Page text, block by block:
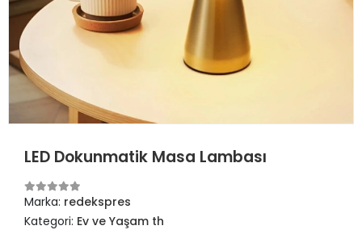
LED Dokunmatik Masa Lambası
Marka: redekspres
Kategori: Ev ve Yaşam th